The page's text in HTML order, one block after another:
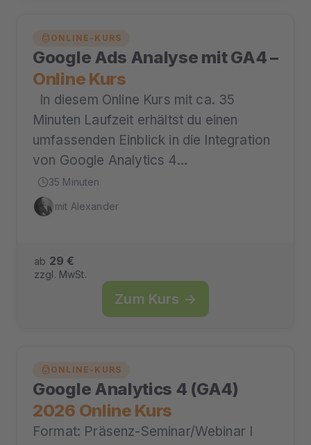
ONLINE-KURS
Google Ads Analyse mit GA4 –
Online Kurs
In diesem Online Kurs mit ca. 35
Minuten Laufzeit erhältst du einen
umfassenden Einblick in die Integration
von Google Analytics 4…
35 Minuten
mit Alexander
ab 29 €
zzgl. MwSt.
Zum Kurs →
ONLINE-KURS
Google Analytics 4 (GA4)
2026 Online Kurs
Format: Präsenz-Seminar/Webinar I